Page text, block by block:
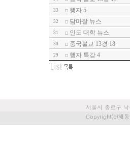
33 행자 5
32 담마찰 뉴스
31 인도 대학 뉴스
30 중국불교 13경 18
29 행자 특강 4